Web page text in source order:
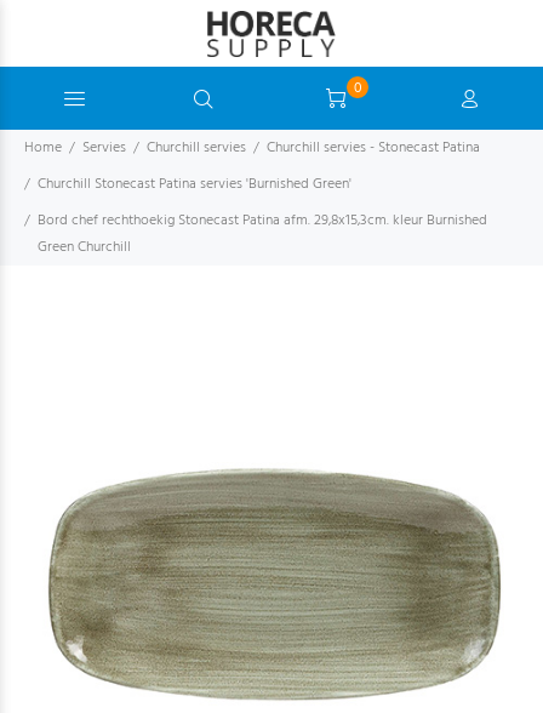
0
Home Servies Churchill servies
Churchill servies - Stonecast Patina
Churchill Stonecast Patina servies 'Burnished Green'
Bord chef rechthoekig Stonecast Patina afm. 29,8x15,3cm. kleur Burnished
Green Churchill